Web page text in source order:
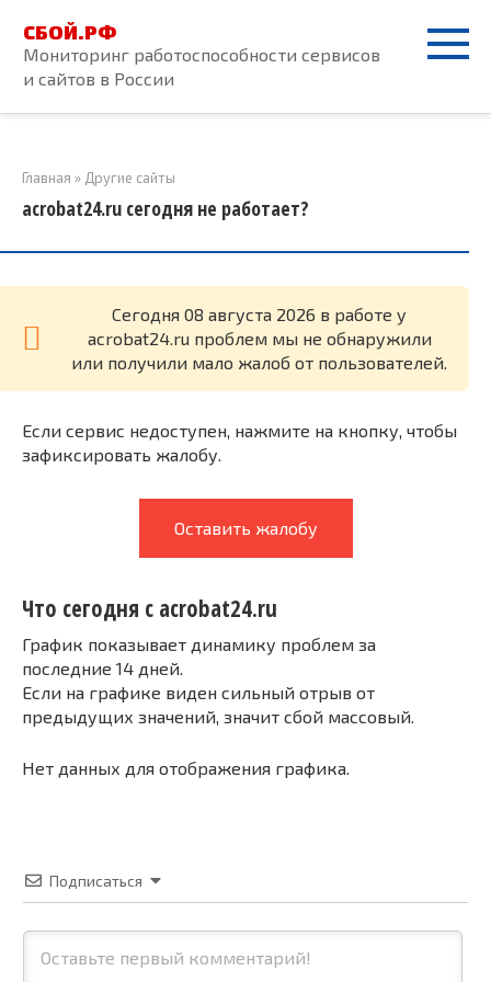
контенту
СБОЙ.РФ
Мониторинг работоспособности сервисов
и сайтов в России
Главная » Другие сайты
acrobat24.ru сегодня не работает?
Cегодня 08 августа 2026 в работе у
acrobat24.ru проблем мы не обнаружили
или получили мало жалоб от пользователей.
Если сервис недоступен, нажмите на кнопку, чтобы
зафиксировать жалобу.
Оставить жалобу
Что сегодня с acrobat24.ru
График показывает динамику проблем за
последние 14 дней.
Если на графике виден сильный отрыв от
предыдущих значений, значит сбой массовый.
Нет данных для отображения графика.
Подписаться